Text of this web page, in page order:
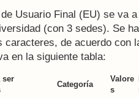
Usuario Final (EU) se va
(con 3 sedes). Se
caracteres, de acuerdo con
en la siguiente tabla:
ser
Categoría
Valore
s